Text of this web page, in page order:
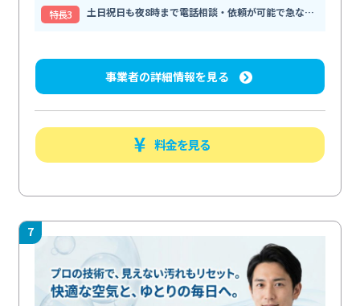
特⻑3
土日祝日も夜8時まで電話相談・依頼が可能で急な依頼にも柔軟に
事業者の詳細情報を見る
料金を見る
7